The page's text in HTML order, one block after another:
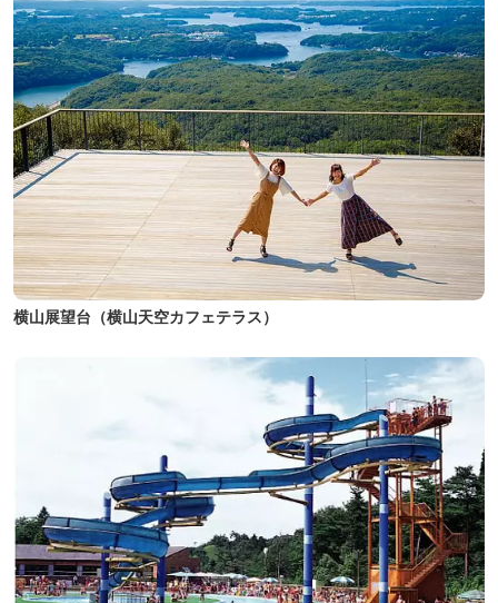
横山展望台（横山天空カフェテラス）